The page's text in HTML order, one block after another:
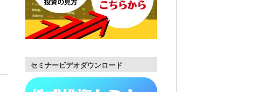
セミナービデオダウンロード